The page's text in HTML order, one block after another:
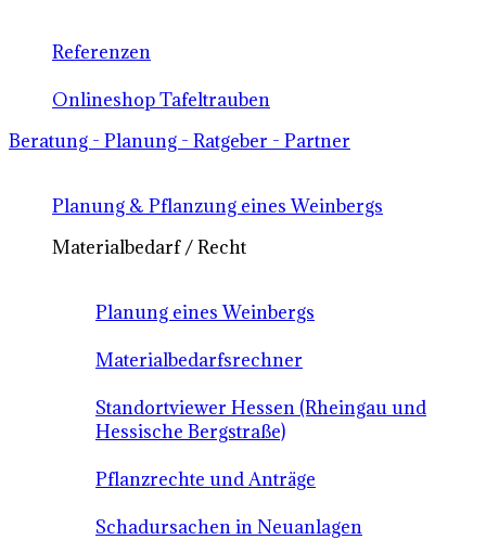
Referenzen
Onlineshop Tafeltrauben
Beratung - Planung - Ratgeber - Partner
Planung & Pflanzung eines Weinbergs
Materialbedarf / Recht
Planung eines Weinbergs
Materialbedarfsrechner
Standortviewer Hessen (Rheingau und
Hessische Bergstraße)
Pflanzrechte und Anträge
Schadursachen in Neuanlagen